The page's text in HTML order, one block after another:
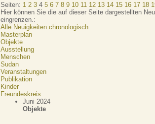
Seiten: 1 2 3 4 5 6 7 8 9 10 11 12 13 14 15 16 17 18
Hier können Sie die auf dieser Seite dargestellten
eingrenzen.:
Alle Neuigkeiten chronologisch
Masterplan
Objekte
Ausstellung
Menschen
Sudan
Veranstaltungen
Publikation
Kinder
Freundeskreis
Juni 2024
Objekte